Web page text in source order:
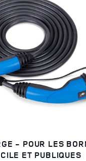
- POUR LES
ET PUBLIQUES